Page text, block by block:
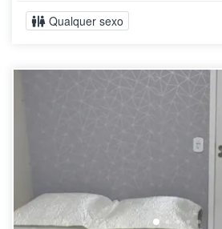
Qualquer sexo